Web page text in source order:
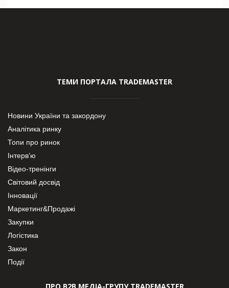
ТЕМИ ПОРТАЛА TRADEMASTER
Новини України та закордону
Аналітика ринку
Топи про ринок
Інтерв’ю
Відео-тренінги
Світовий досвід
Інновації
Маркетинг&Продажі
Закупки
Логістика
Закон
Події
ПРО В2В МЕДІА-ГРУПУ TRADEMASTER